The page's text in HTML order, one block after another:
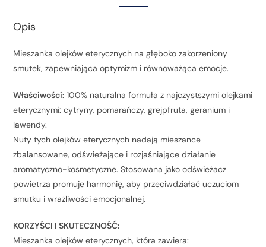
Opis
Mieszanka olejków eterycznych na głęboko zakorzeniony
smutek, zapewniająca optymizm i równoważąca emocje.
Właściwości: 100% naturalna formuła z najczystszymi olejkami
eterycznymi: cytryny, pomarańczy, grejpfruta, geranium i
lawendy.
Nuty tych olejków eterycznych nadają mieszance
zbalansowane, odświeżające i rozjaśniające działanie
aromatyczno-kosmetyczne. Stosowana jako odświeżacz
powietrza promuje harmonię, aby przeciwdziałać uczuciom
smutku i wrażliwości emocjonalnej.
KORZYŚCI I SKUTECZNOŚĆ:
Mieszanka olejków eterycznych, która zawiera: